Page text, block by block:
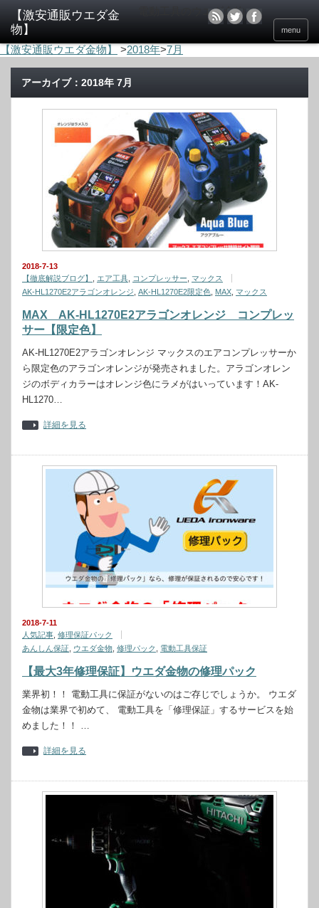
電動工具のウエダ金物
menu
【激安通販ウエダ金物】 >2018年>7月
アーカイブ：2018年 7月
2018-7-13
【徹底解説ブログ】
エア工具 コンプレッサー
マックス
AK-HL1270E2アラゴンオレンジ AK-HL1270E2限定色 MAX マックス
MAX AK-HL1270E2アラゴンオレンジ コンプレッ
サー【限定色】
AK-HL1270E2アラゴンオレンジ マックスのエアコンプレッサーか
ら限定色のアラゴンオレンジが発売されました。アラゴンオレン
ジのボディカラーはオレンジ色にラメがはいっています！AK-
HL1270…
詳細を見る
2018-7-11
人気記事 修理保証パック
あんしん保証 ウエダ金物 修理パック 電動工具保証
【最大3年修理保証】ウエダ金物の修理パック
業界初！！ 電動工具に保証がないのはご存じでしょうか。 ウエダ
金物は業界で初めて、 電動工具を「修理保証」するサービスを始
めました！！ …
詳細を見る